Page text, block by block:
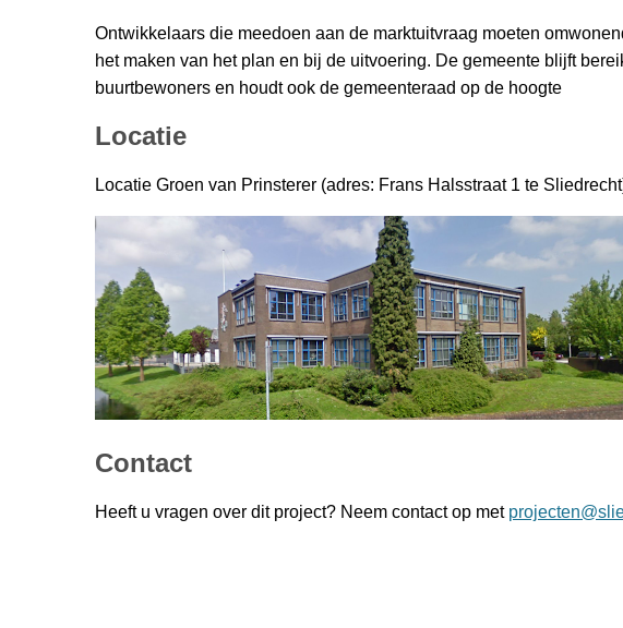
Ontwikkelaars die meedoen aan de marktuitvraag moeten
het maken van het plan en bij de uitvoering. De gemeente blijft
buurtbewoners en houdt ook de gemeenteraad op de hoogte
Locatie
Locatie Groen van Prinsterer (adres: Frans Halsstraat 1 te
Contact
Heeft u vragen over dit project? Neem contact op met